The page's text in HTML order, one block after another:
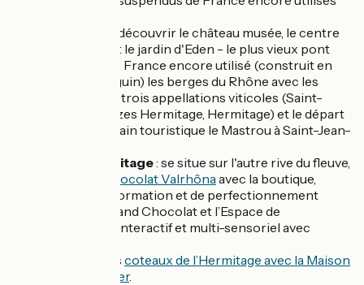
: à découvrir le château musée, le centre
historique et le jardin d'Eden - le plus vieux pont
suspendu de France encore utilisé (construit en
1826 par Seguin) les berges du Rhône avec les
platanes, les trois appellations viticoles (Saint-
Jospeh, Crozes Hermitage, Hermitage) et le départ
du fameux train touristique le Mastrou à Saint-Jean-
Tain-l’Hermitage: se situe sur l'autre rive du fleuve,
Cité du Chocolat Valrhônaavec la boutique,
l’espace de formation et de perfectionnement
l’Ecole du grand Chocolat et l’Espace de
découverte interactif et multi-sensoriel avec
Les célèbres coteaux de l’Hermitage avec la Maison
M. Chapoutier.